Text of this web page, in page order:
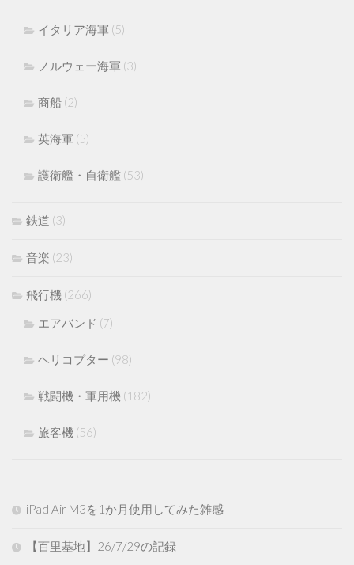
イタリア海軍 (5)
ノルウェー海軍 (3)
商船 (2)
英海軍 (5)
護衛艦・自衛艦 (53)
鉄道 (3)
音楽 (23)
飛行機 (266)
エアバンド (7)
ヘリコプター (98)
戦闘機・軍用機 (182)
旅客機 (56)
iPad Air M3を1か月使用してみた雑感
【百里基地】26/7/29の記録